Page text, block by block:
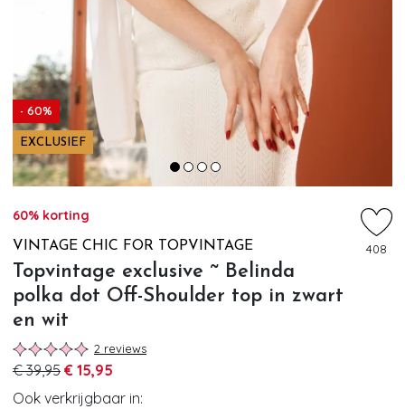
- 60%
EXCLUSIEF
60% korting
VINTAGE CHIC FOR TOPVINTAGE
Topvintage exclusive ~ Belinda
polka dot Off-Shoulder top in zwart
en wit
408
2 reviews
€ 39,95 € 15,95
Ook verkrijgbaar in: